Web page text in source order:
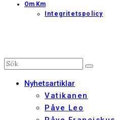
Om Km
Integritetspolicy
Nyhetsartiklar
Vatikanen
Påve Leo